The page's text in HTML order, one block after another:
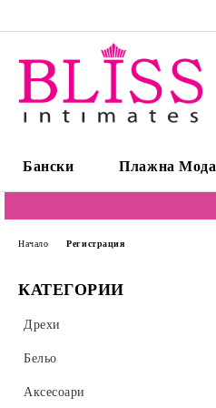
Бански Плажна Мода
КАТЕГОРИИ
Дрехи
Пуловери
Блузи/Бодита
Бельо
Сутиени
Аксесоари
Начало Регистрация